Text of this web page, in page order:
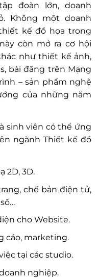
đoàn lớn, doanh
Không một doanh
kế đồ họa trong
còn mở ra cơ hội
như thiết kế ảnh,
bài đăng trên Mạng
– sản phẩm nghệ
của những năm
sinh viên có thể ứng
ngành Thiết kế đồ
2D, 3D.
chế bản điện tử,
cho Website.
cáo, marketing.
tại các studio.
nghiệp.